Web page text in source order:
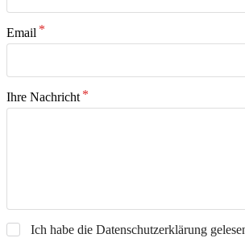
Email
Ihre Nachricht
Ich habe die Datenschutzerklärung